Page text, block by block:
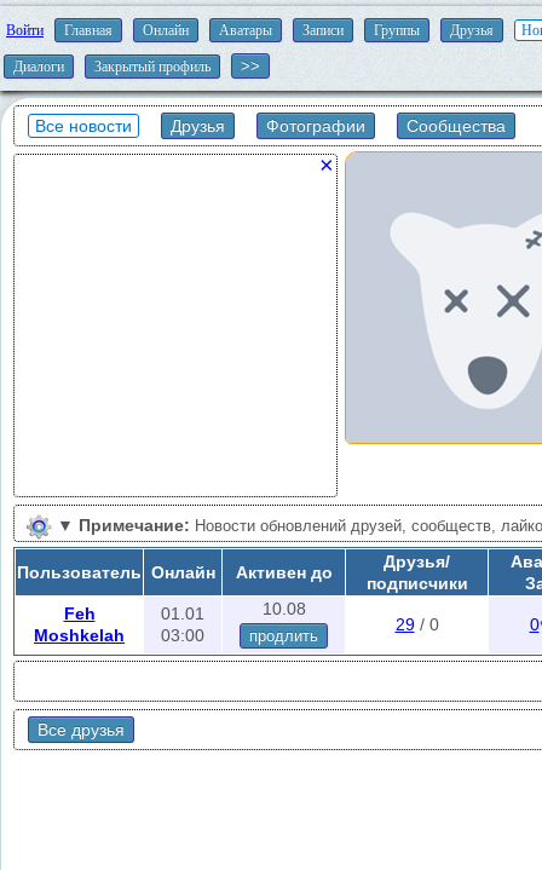
Войти Главная Онлайн Аватары Записи Группы Друзья
Диалоги Закрытый профиль
Все новости Друзья Фотографии Сообщества
×
▼ Примечание: Новости обновлений друзей, сообществ,
Пользователь Онлайн Активен до
Друзья/
подписчики
Feh
Moshkelah
01.01
03:00
10.08
продлить
29/ 0 0
Все друзья